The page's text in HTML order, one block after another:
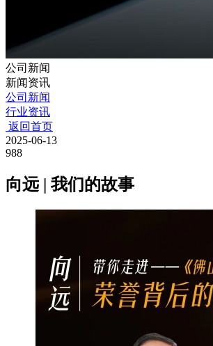
公司新闻
新闻资讯
公司新闻
行业资讯
返回首页
2025-06-13
988
向远 | 我们的故事